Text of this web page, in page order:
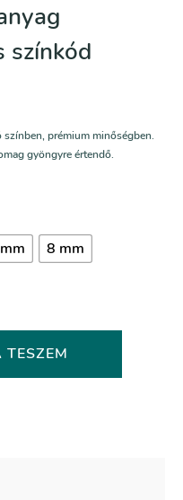
színkód
prémium minőségben.
gyöngyre értendő.
8 mm
TESZEM